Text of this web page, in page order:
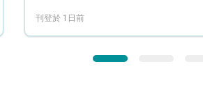
刊登於 1日前